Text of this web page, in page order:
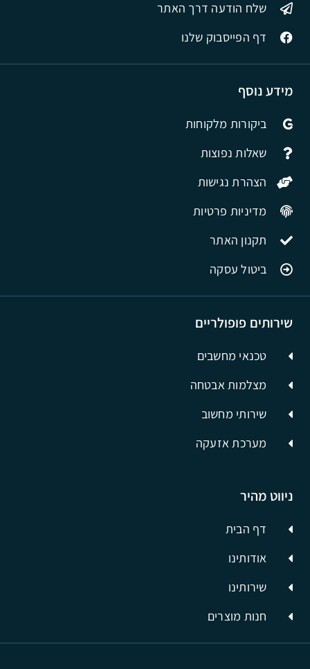
ניווט מהיר
דף הבית
אודותינו
שירותינו
חנות מוצרים
שירותים פופולריים
טכנאי מחשבים
מצלמות אבטחה
שירותי מחשוב
מערכת אזעקה
מידע נוסף
ביקורות מלקוחות
שאלות נפוצות
הצהרת נגישות
מדיניות פרטיות
תקנון האתר
ביטול עסקה
שלח הודעה דרך האתר
דף הפייסבוק שלנו